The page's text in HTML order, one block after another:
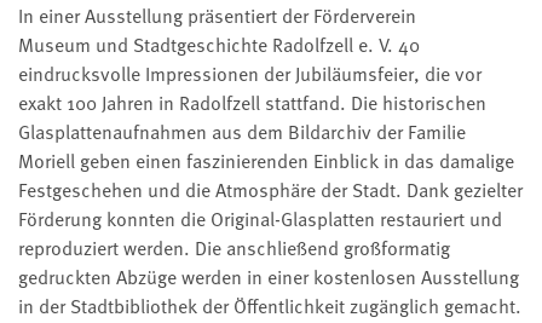
In einer Ausstellung präsentiert der Förderverein
Museum und Stadtgeschichte Radolfzell e. V. 40
eindrucksvolle Impressionen der Jubiläumsfeier, die vor
exakt 100 Jahren in Radolfzell stattfand. Die historischen
Glasplattenaufnahmen aus dem Bildarchiv der Familie
Moriell geben einen faszinierenden Einblick in das damalige
Festgeschehen und die Atmosphäre der Stadt. Dank gezielter
Förderung konnten die Original-Glasplatten restauriert und
reproduziert werden. Die anschließend großformatig
gedruckten Abzüge werden in einer kostenlosen Ausstellung
in der Stadtbibliothek der Öffentlichkeit zugänglich gemacht.